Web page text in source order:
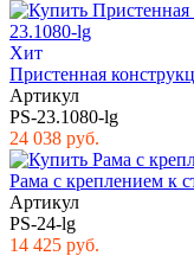
Хит
Пристенная
Артикул
PS-23.1080-lg
24 038 руб.
Рама с креплением к
Артикул
PS-24-lg
14 425 руб.